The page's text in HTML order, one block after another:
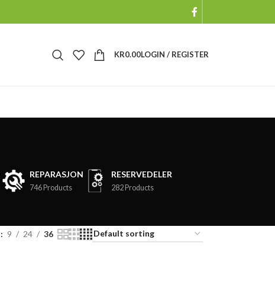
KR0.00LOGIN / REGISTER
REPARASJON
746 Products
RESERVEDELER
282 Products
9 24 36